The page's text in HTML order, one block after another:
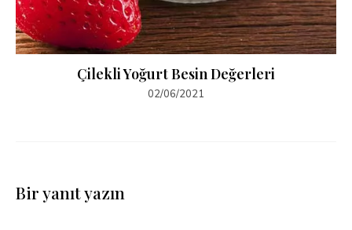
Çilekli Yoğurt Besin Değerleri
02/06/2021
Bir yanıt yazın